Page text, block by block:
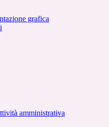
grafica
amministrativa